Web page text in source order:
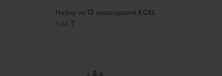
Набор из 12 карандашей KOEL
584 ₸